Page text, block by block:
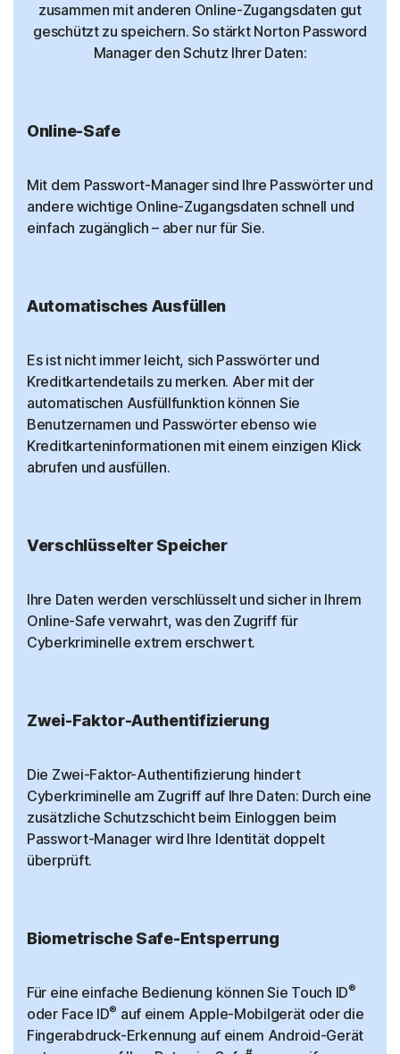
zusammen mit anderen Online-Zugangsdaten gut
geschützt zu speichern. So stärkt Norton Password
Manager den Schutz Ihrer Daten:
Online-Safe
Mit dem Passwort-Manager sind Ihre Passwörter und
andere wichtige Online-Zugangsdaten schnell und
einfach zugänglich – aber nur für Sie.
Automatisches Ausfüllen
Es ist nicht immer leicht, sich Passwörter und
Kreditkartendetails zu merken. Aber mit der
automatischen Ausfüllfunktion können Sie
Benutzernamen und Passwörter ebenso wie
Kreditkarteninformationen mit einem einzigen Klick
abrufen und ausfüllen.
Verschlüsselter Speicher
Ihre Daten werden verschlüsselt und sicher in Ihrem
Online-Safe verwahrt, was den Zugriff für
Cyberkriminelle extrem erschwert.
Zwei-Faktor-Authentifizierung
Die Zwei-Faktor-Authentifizierung hindert
Cyberkriminelle am Zugriff auf Ihre Daten: Durch eine
zusätzliche Schutzschicht beim Einloggen beim
Passwort-Manager wird Ihre Identität doppelt
überprüft.
Biometrische Safe-Entsperrung
Für eine einfache Bedienung können Sie Touch ID®
oder Face ID® auf einem Apple-Mobilgerät oder die
Fingerabdruck-Erkennung auf einem Android-Gerät